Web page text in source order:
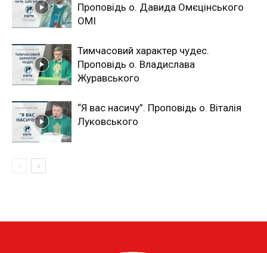
Проповідь о. Давида Омєцінського
ОМІ
Тимчасовий характер чудес.
Проповідь о. Владислава
Журавського
“Я вас насичу”. Проповідь о. Віталія
Луковського